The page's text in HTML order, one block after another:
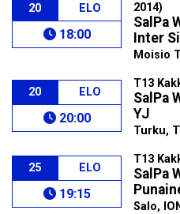
20 ELO
18:00
2014)
SalPa
Inter
Moisio
20 ELO
20:00
T13
SalPa
YJ
Turku,
25 ELO
19:15
T13
SalPa
Salo,